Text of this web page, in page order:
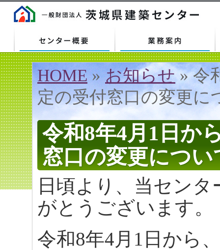
HOME»お知らせ» 令
定の受付窓口の変更に
令和8年4月1日か
窓口の変更につい
日頃より、当セン
がとうございます。
令和8年4月1日から